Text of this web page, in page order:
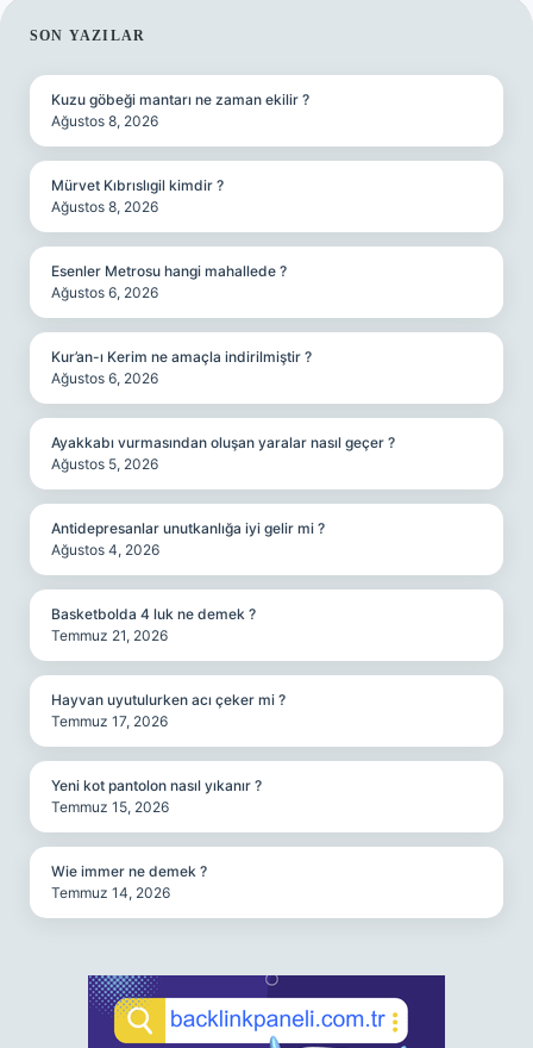
SIDEBAR
SON YAZILAR
Kuzu göbeği mantarı ne zaman ekilir ?
Ağustos 8, 2026
Mürvet Kıbrıslıgil kimdir ?
Ağustos 8, 2026
Esenler Metrosu hangi mahallede ?
Ağustos 6, 2026
Kur’an-ı Kerim ne amaçla indirilmiştir ?
Ağustos 6, 2026
Ayakkabı vurmasından oluşan yaralar nasıl geçer ?
Ağustos 5, 2026
Antidepresanlar unutkanlığa iyi gelir mi ?
Ağustos 4, 2026
Basketbolda 4 luk ne demek ?
Temmuz 21, 2026
Hayvan uyutulurken acı çeker mi ?
Temmuz 17, 2026
Yeni kot pantolon nasıl yıkanır ?
Temmuz 15, 2026
Wie immer ne demek ?
Temmuz 14, 2026